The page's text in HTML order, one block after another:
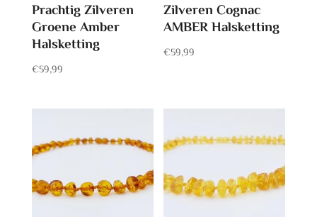
Prachtig Zilveren
Groene Amber
Halsketting
€59,99
Zilveren Cognac
AMBER Halsketting
€59,99